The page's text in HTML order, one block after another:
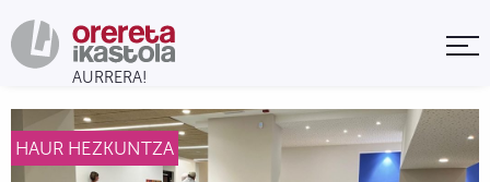
HAUR HEZKUNTZA